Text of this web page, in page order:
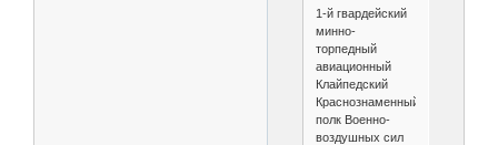
1-й гвардейский
минно-
торпедный
авиационный
Клайпедский
Краснознаменный
полк Военно-
воздушных сил